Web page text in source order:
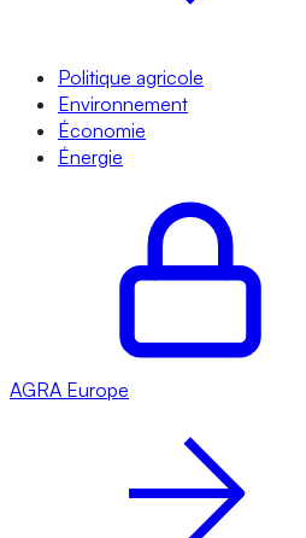
Politique agricole
Environnement
Économie
Énergie
AGRA Europe